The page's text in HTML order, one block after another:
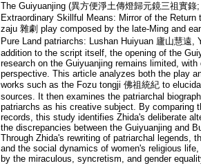
The Guiyuanjing (異方便淨土傳燈歸元鏡三祖實
Extraordinary Skillful Means: Mirror of the
zaju 雜劇 play composed by the late-Ming and
Pure Land patriarchs: Lushan Huiyuan 廬山慧遠
addition to the script itself, the opening of the
research on the Guiyuanjing remains limited,
perspective. This article analyzes both the play
works such as the Fozu tongji 佛祖統紀 to
sources. It then examines the patriarchal
patriarchs as his creative subject. By comparing
records, this study identifies Zhida's deliberate
the discrepancies between the Guiyuanjing and
Through Zhida's rewriting of patriarchal legends,
and the social dynamics of women's religious
by the miraculous, syncretism, and gender